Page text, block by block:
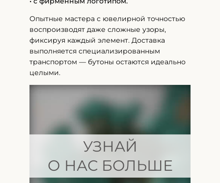
Опытные мастера с ювелирной точностью
воспроизводят даже сложные узоры,
фиксируя каждый элемент. Доставка
выполняется специализированным
транспортом — бутоны остаются идеально
целыми.
УЗНАЙ
О НАС БОЛЬШЕ